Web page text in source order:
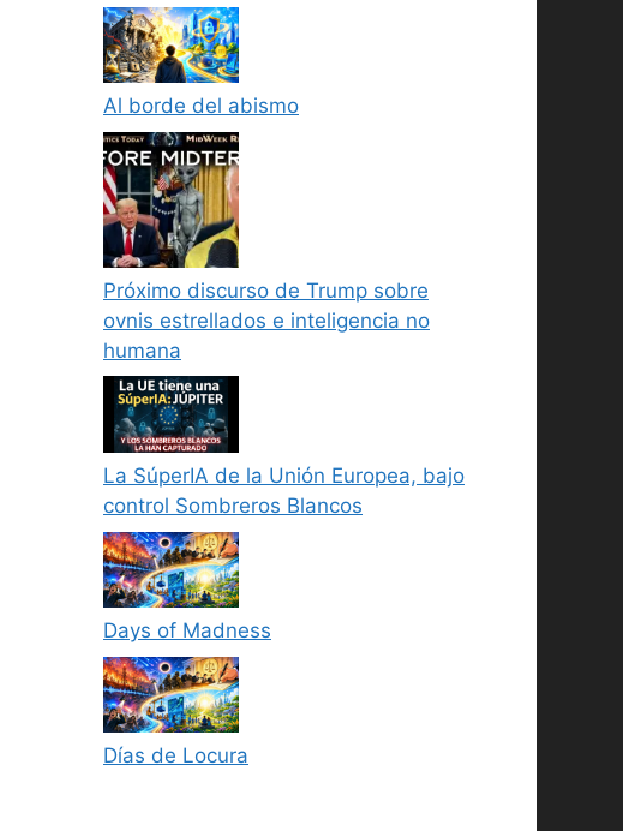
Al borde del abismo
Próximo discurso de Trump sobre
ovnis estrellados e inteligencia no
humana
La SúperIA de la Unión Europea, bajo
control Sombreros Blancos
Days of Madness
Días de Locura